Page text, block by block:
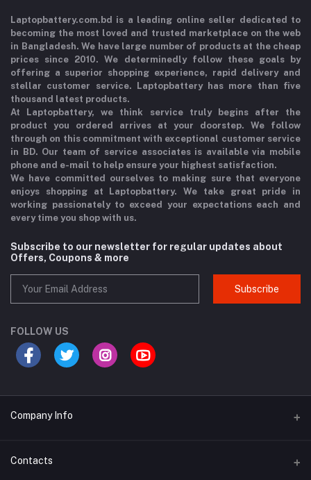
Laptopbattery.com.bd is a leading online seller dedicated to
becoming the most loved and trusted marketplace on the web
in Bangladesh. We have large number of products at the cheap
prices since 2010. We determinedly follow these goals by
offering a superior shopping experience, rapid delivery and
stellar customer service. Laptopbattery has more than five
thousand latest products.
At Laptopbattery, we think service truly begins after the
product you ordered arrives at your doorstep. We follow
through on this commitment with exceptional customer service
in BD. Our team of service associates is available via mobile
phone and e-mail to help ensure your highest satisfaction.
We have committed ourselves to making sure that everyone
enjoys shopping at Laptopbattery. We take great pride in
working passionately to exceed your expectations each and
every time you shop with us.
Subscribe to our newsletter for regular updates about
Offers, Coupons & more
Subscribe
FOLLOW US
Company Info
Why Buy From Us?
Contacts